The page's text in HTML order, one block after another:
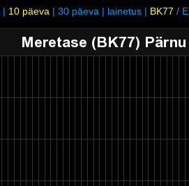
| 10 päeva | 30 päeva | lainetus | BK77 /